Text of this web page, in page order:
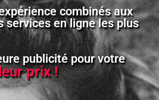
combinés aux
services en ligne les plus
publicité pour votre
prix !